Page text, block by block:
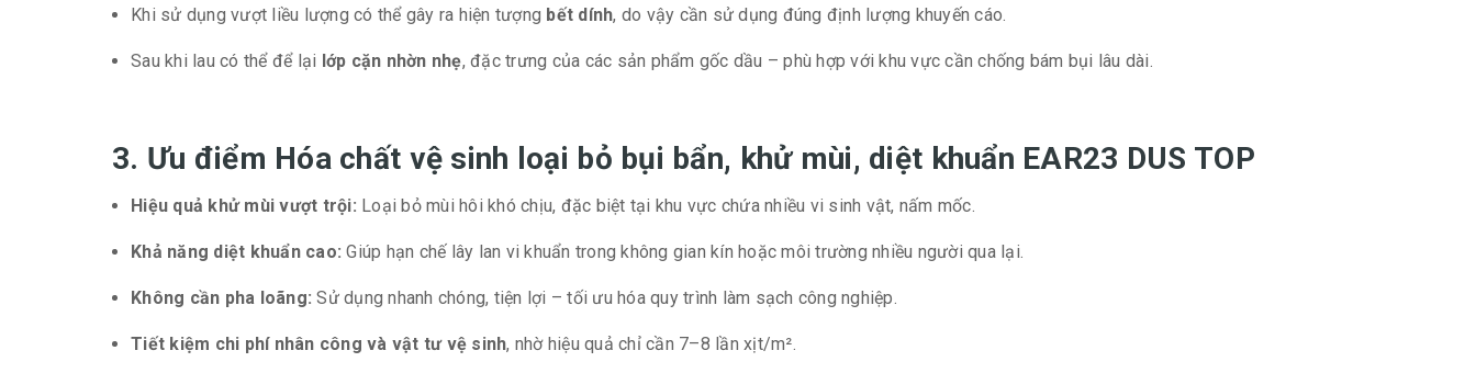
Khi sử dụng vượt liều lượng có thể gây ra hiện tượng bết dính, do vậy cần sử dụng đúng định lượng khuyến cáo.
Sau khi lau có thể để lại lớp cặn nhờn nhẹ, đặc trưng của các sản phẩm gốc dầu – phù hợp với khu vực cần chống bám bụi lâu dài.
3. Ưu điểm Hóa chất vệ sinh loại bỏ bụi bẩn, khử mùi, diệt khuẩn EAR23 DUS TOP
Hiệu quả khử mùi vượt trội: Loại bỏ mùi hôi khó chịu, đặc biệt tại khu vực chứa nhiều vi sinh vật, nấm mốc.
Khả năng diệt khuẩn cao: Giúp hạn chế lây lan vi khuẩn trong không gian kín hoặc môi trường nhiều người qua lại.
Không cần pha loãng: Sử dụng nhanh chóng, tiện lợi – tối ưu hóa quy trình làm sạch công nghiệp.
Tiết kiệm chi phí nhân công và vật tư vệ sinh, nhờ hiệu quả chỉ cần 7–8 lần xịt/m².